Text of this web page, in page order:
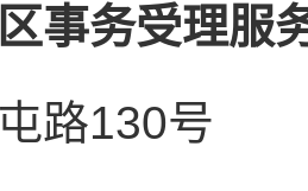
事务受理服
路130号